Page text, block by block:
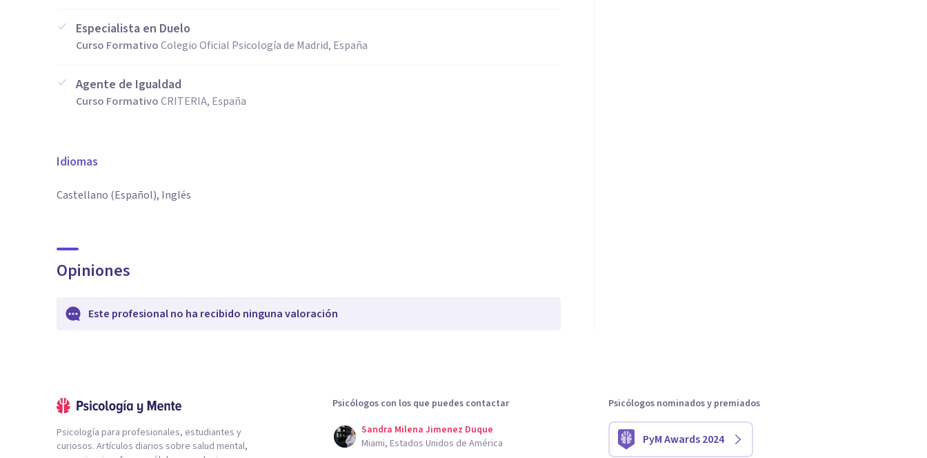
Especialista en Duelo
Curso FormativoColegio Oficial Psicología de Madrid, España
Agente de Igualdad
Curso FormativoCRITERIA, España
Idiomas
Castellano (Español), Inglés
Opiniones
Este profesional no ha recibido ninguna valoración
Psicología para profesionales, estudiantes y
curiosos. Artículos diarios sobre salud mental,
Psicólogos con los que puedes contactar
Sandra Milena Jimenez Duque
Miami, Estados Unidos de América
Psicólogos nominados y premiados
PyM Awards 2024